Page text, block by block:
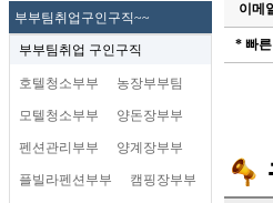
부부팀취업구인구직~~
부부팀취업 구인구직
호텔청소부부 농장부부팀
모텔청소부부 양돈장부부
펜션관리부부 양계장부부
플빌라펜션부부 캠핑장부부
이메
* 빠